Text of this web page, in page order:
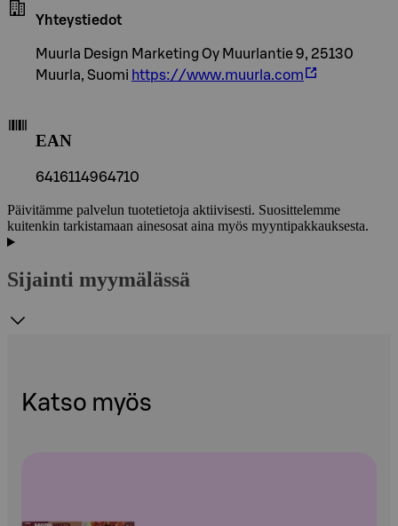
Yhteystiedot
Muurla Design Marketing Oy Muurlantie 9, 25130
Muurla, Suomi https://www.muurla.com
EAN
6416114964710
Päivitämme palvelun tuotetietoja aktiivisesti. Suosittelemme
kuitenkin tarkistamaan ainesosat aina myös myyntipakkauksesta.
Sijainti myymälässä
Katso myös